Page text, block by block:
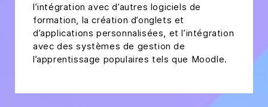
l’intégration avec d’autres logiciels de
formation, la création d’onglets et
d’applications personnalisées, et l’intégration
avec des systèmes de gestion de
l’apprentissage populaires tels que Moodle.